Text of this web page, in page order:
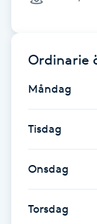
Frekvensterapi
Friskvård
Frisör
Ordinarie
Måndag
Tisdag
Onsdag
Torsdag